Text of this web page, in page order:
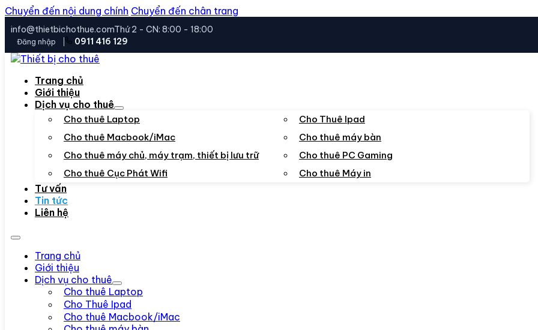
Chuyển đến nội dung chính Chuyển đến chân trang
info@thietbichothue.comThứ 2 - CN: 8:00 - 18:00
Đăng nhập 0911 416 129
Trang chủ
Giới thiệu
Dịch vụ cho thuê
Cho thuê Laptop
Cho Thuê Ipad
Cho thuê Macbook/iMac
Cho thuê máy bàn
Cho thuê máy chủ, máy trạm, thiết bị lưu trữ
Cho thuê PC Gaming
Cho thuê Cục Phát Wifi
Cho thuê Máy in
Tư vấn
Tin tức
Liên hệ
Trang chủ
Giới thiệu
Dịch vụ cho thuê
Cho thuê Laptop
Cho Thuê Ipad
Cho thuê Macbook/iMac